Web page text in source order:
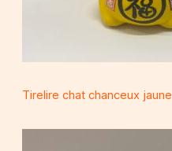
Tirelire chat chanceux jaune